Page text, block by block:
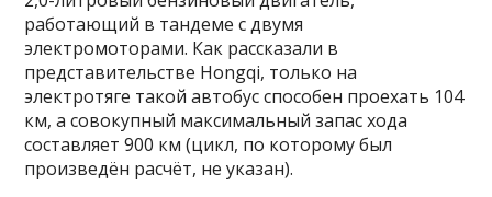
работающий в тандеме с двумя
электромоторами. Как рассказали в
представительстве Hongqi, только на
электротяге такой автобус способен проехать 104
км, а совокупный максимальный запас хода
составляет 900 км (цикл, по которому был
произведён расчёт, не указан).